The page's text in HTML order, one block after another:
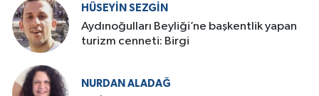
HÜSEYIN SEZGIN
Aydınoğulları Beyliği’ne başkentlik yapan
turizm cenneti: Birgi
NURDAN ALADAĞ